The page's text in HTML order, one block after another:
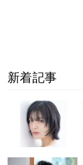
新着記事